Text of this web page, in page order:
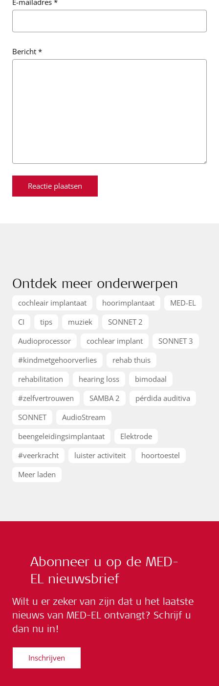
Bericht*
Bericht *
Ontdek meer onderwerpen
cochleair implantaat hoorimplantaat
MED-EL
CI
tips muziek
SONNET 2
Audioprocessor
cochlear implant
SONNET 3
#kindmetgehoorverlies
rehab thuis
rehabilitation
hearing loss
bimodaal
#zelfvertrouwen
SAMBA 2
pérdida auditiva
SONNET
AudioStream
beengeleidingsimplantaat
Elektrode
#veerkracht
luister activiteit
hoortoestel
Meer laden
Abonneer u op de MED-
EL nieuwsbrief
Wilt u er zeker van zijn dat u het laatste
nieuws van MED-EL ontvangt? Schrijf u
dan nu in!
Inschrijven